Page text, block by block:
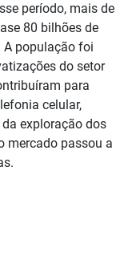
período, mais de
80 bilhões de
A população foi
do setor
para
celular,
exploração dos
mercado passou a